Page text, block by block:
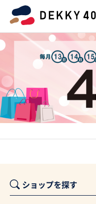
ショップを探す